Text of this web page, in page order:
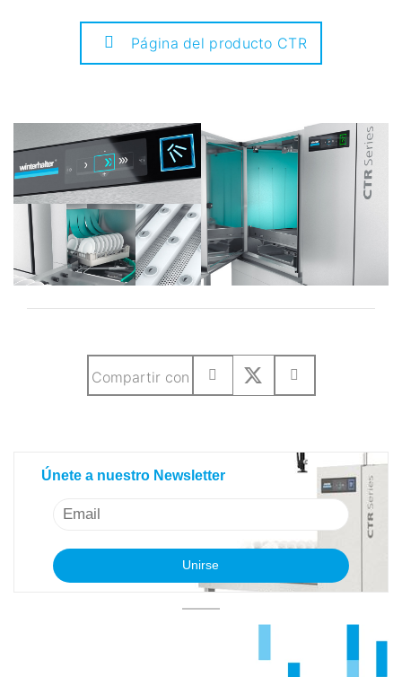
Página del producto CTR
Compartir con
Únete a nuestro Newsletter